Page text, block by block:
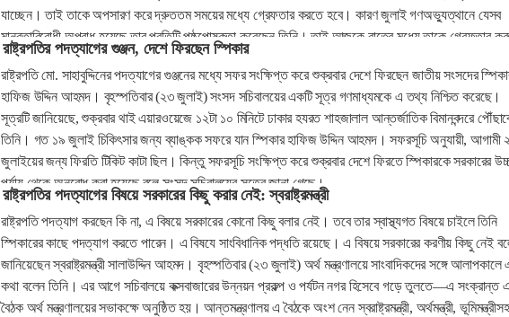
যাচ্ছেন। তাই তাকে অপসারণ করে দ্রুততম সময়ের মধ্যে গ্রেফতার করতে হবে। কারণ জুলাই গণঅভ্যুত্থানে যেসব
মানবতাবিরোধী অপরাধ হয়েছে তার প্রতিটি পৃষ্ঠপোষকতা করেছেন তিনি। তাই আজকে রাতের মধ্যে তাকে গ্রেফতার
হবে।
রাষ্ট্রপতির পদত্যাগের গুঞ্জন, দেশে ফিরছেন স্পিকার
রাষ্ট্রপতি মো. সাহাবুদ্দিনের পদত্যাগের গুঞ্জনের মধ্যে সফর সংক্ষিপ্ত করে শুক্রবার দেশে ফিরছেন জাতীয় সংসদের
হাফিজ উদ্দিন আহমদ। বৃহস্পতিবার (২৩ জুলাই) সংসদ সচিবালয়ের একটি সূত্র গণমাধ্যমকে এ তথ্য নিশ্চিত করেছে।
সূত্রটি জানিয়েছে, শুক্রবার থাই এয়ারওয়েজে ১২টা ১০ মিনিটে ঢাকার হযরত শাহজালাল আন্তর্জাতিক বিমানবন্দরে
তিনি। গত ১৯ জুলাই চিকিৎসার জন্য ব্যাঙ্কক সফরে যান স্পিকার হাফিজ উদ্দিন আহমদ। সফরসূচি অনুযায়ী, আগামী
জুলাইয়ের জন্য ফিরতি টিকিট কাটা ছিল। কিন্তু সফরসূচি সংক্ষিপ্ত করে শুক্রবার দেশে ফিরতে স্পিকারকে সরকারের
পর্যায় থেকে অনুরোধ করা হয়েছে বলে সংসদ সচিবালয়ের সূত্রে জানা গেছে।
রাষ্ট্রপতির পদত্যাগের বিষয়ে সরকারের কিছু করার নেই: স্বরাষ্ট্রমন্ত্রী
রাষ্ট্রপতি পদত্যাগ করছেন কি না, এ বিষয়ে সরকারের কোনো কিছু বলার নেই। তবে তার স্বাস্থ্যগত বিষয়ে চাইলে তিনি
স্পিকারের কাছে পদত্যাগ করতে পারেন। এ বিষযে সাংবিধানিক পদ্ধতি রয়েছে। এ বিষয়ে সরকারের করণীয় কিছু নেই
জানিয়েছেন স্বরাষ্ট্রমন্ত্রী সালাউদ্দিন আহমদ। বৃহস্পতিবার (২৩ জুলাই) অর্থ মন্ত্রণালয়ে সাংবাদিকদের সঙ্গে আলাপকালে
কথা বলেন তিনি। এর আগে সচিবালয়ে কক্সবাজারের উন্নয়ন প্রকল্প ও পর্যটন নগর হিসেবে গড়ে তুলতে—এ সংক্রান্ত
বৈঠক অর্থ মন্ত্রণালয়ের সভাকক্ষে অনুষ্ঠিত হয়। আন্তমন্ত্রণালয় এ বৈঠকে অংশ নেন স্বরাষ্ট্রমন্ত্রী, অর্থমন্ত্রী, ভূমিমন্ত্রীসহ